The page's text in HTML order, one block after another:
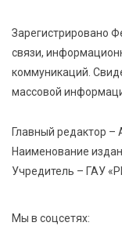
студенческий
столицу России
Уйти красиво:
работодателями
Зарегистрировано
связи,
коммуникаций.
массовой
Главный редактор
Наименование
Учредитель – ГАУ
Мы в соцсетях: